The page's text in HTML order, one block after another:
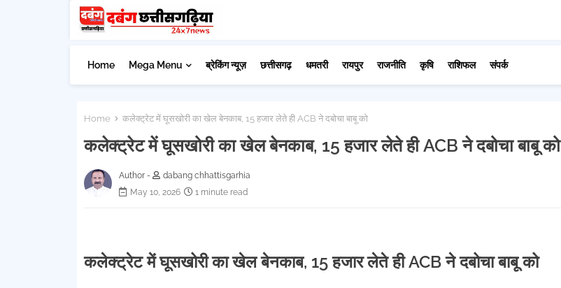
Home Mega Menu ब्रेकिंग न्यूज़ छत्तीसगढ़ धमतरी रायपुर राजनीति कृषि राशिफल संपर्क
Home कलेक्ट्रेट में घूसखोरी का खेल बेनकाब, 15 हजार लेते ही ACB ने दबोचा बाबू को
कलेक्ट्रेट में घूसखोरी का खेल बेनकाब, 15 हजार लेते ही ACB ने दबोचा बाबू को
Author -
dabang chhattisgarhia
May 10, 2026
1 minute read
कलेक्ट्रेट में घूसखोरी का खेल बेनकाब, 15 हजार लेते ही ACB ने दबोचा बाबू को